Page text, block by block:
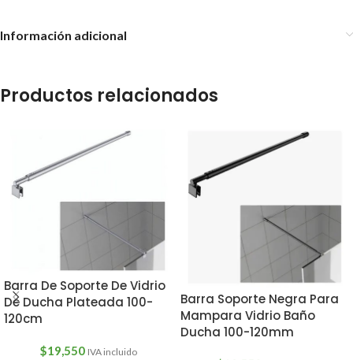
Información adicional
Productos relacionados
Barra De Soporte De Vidrio
De Ducha Plateada 100-
120cm
$19,550 IVA incluido
Barra Soporte Negra Para
Mampara Vidrio Baño
Ducha 100-120mm